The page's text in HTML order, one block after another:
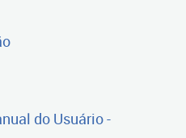
do Usuário -